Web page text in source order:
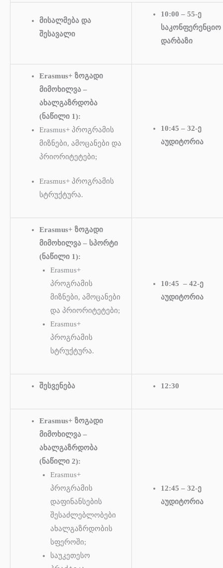
მისალმება და
შესავალი
10:00 – 55-ე
საკონფერენციო
დარბაზი
Erasmus+ ზოგადი
მიმოხილვა –
ახალგაზრდობა
(ნაწილი 1):
Erasmus+ პროგრამის
მიზნები, ამოცანები და
პრიორიტეტები;
Erasmus+ პროგრამის
სტრუქტურა.
10:45 – 32-ე
აუდიტორია
Erasmus+ ზოგადი
მიმოხილვა – სპორტი
(ნაწილი 1):
Erasmus+
პროგრამის
მიზნები, ამოცანები
და პრიორიტეტები;
Erasmus+
პროგრამის
სტრუქტურა.
10:45 – 42-ე
აუდიტორია
შესვენება 12:30
Erasmus+ ზოგადი
მიმოხილვა –
ახალგაზრდობა
(ნაწილი 2):
Erasmus+
პროგრამის
დაფინანსების
შესაძლებლობები
ახალგაზრდობის
სფეროში;
საუკეთესო
12:45 – 32-ე
აუდიტორია